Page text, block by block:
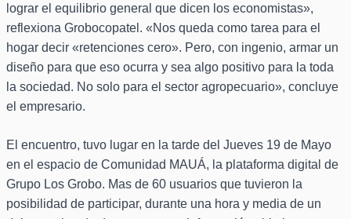
lograr el equilibrio general que dicen los economistas»,
reflexiona Grobocopatel. «Nos queda como tarea para el
hogar decir «retenciones cero». Pero, con ingenio, armar un
diseño para que eso ocurra y sea algo positivo para la toda
la sociedad. No solo para el sector agropecuario», concluye
el empresario.
El encuentro, tuvo lugar en la tarde del Jueves 19 de Mayo
en el espacio de Comunidad MAUÁ, la plataforma digital de
Grupo Los Grobo. Mas de 60 usuarios que tuvieron la
posibilidad de participar, durante una hora y media de un